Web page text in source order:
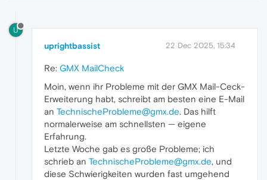
U
uprightbassist 22 Dec 2025, 15:34
Re: GMX MailCheck
Moin, wenn ihr Probleme mit der GMX Mail-Ceck-
Erweiterung habt, schreibt am besten eine E-Mail
an TechnischeProbleme@gmx.de. Das hilft
normalerweise am schnellsten — eigene
Erfahrung.
Letzte Woche gab es große Probleme; ich
schrieb an TechnischeProbleme@gmx.de, und
diese Schwierigkeiten wurden fast umgehend